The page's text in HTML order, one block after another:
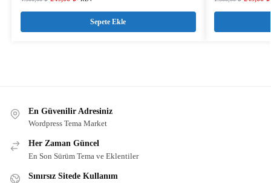
Sepete Ekle
En Güvenilir Adresiniz
Wordpress Tema Market
Her Zaman Güncel
En Son Sürüm Tema ve Eklentiler
Sınırsız Sitede Kullanım